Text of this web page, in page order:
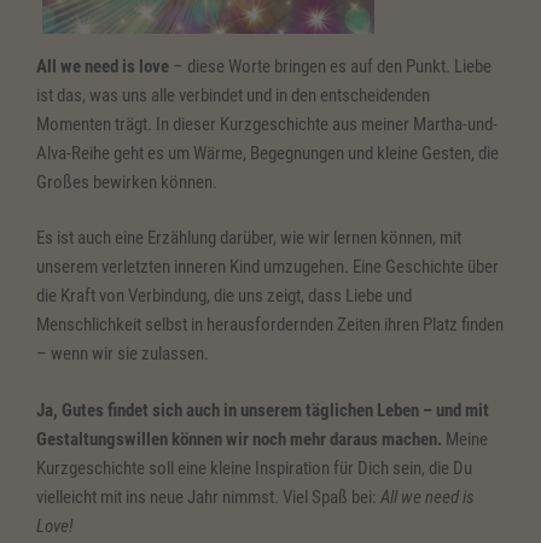
All we need is love – diese Worte bringen es auf den Punkt. Liebe
ist das, was uns alle verbindet und in den entscheidenden
Momenten trägt. In dieser Kurzgeschichte aus meiner Martha-und-
Alva-Reihe geht es um Wärme, Begegnungen und kleine Gesten, die
Großes bewirken können.
Es ist auch eine Erzählung darüber, wie wir lernen können, mit
unserem verletzten inneren Kind umzugehen. Eine Geschichte über
die Kraft von Verbindung, die uns zeigt, dass Liebe und
Menschlichkeit selbst in herausfordernden Zeiten ihren Platz finden
– wenn wir sie zulassen.
Ja, Gutes findet sich auch in unserem täglichen Leben – und mit
Gestaltungswillen können wir noch mehr daraus machen. Meine
Kurzgeschichte soll eine kleine Inspiration für Dich sein, die Du
vielleicht mit ins neue Jahr nimmst. Viel Spaß bei: All we need is
Love!